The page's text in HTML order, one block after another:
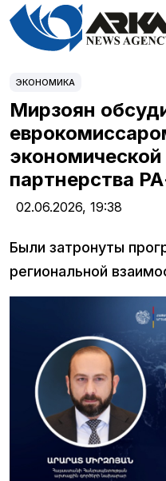
ЭКОНОМИКА
Мирзоян
партнерства
02.06.2026, 19:38
Были затронуты
региональной